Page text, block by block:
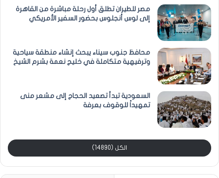
مصر للطيران تطلق أول رحلة مباشرة من القاهرة
إلى لوس أنجلوس بحضور السفير الأمريكي
محافظ جنوب سيناء يبحث إنشاء منطقة سياحية
وترفيهية متكاملة في خليج نعمة بشرم الشيخ
السعودية تبدأ تصعيد الحجاج إلى مشعر منى
تمهيداً للوقوف بعرفة
الكل (14890)